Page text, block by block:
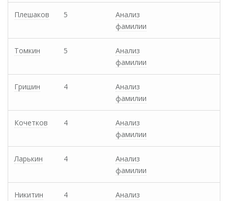
Плешаков 5
Анализ
фамилии
Томкин 5
Анализ
фамилии
Гришин 4
Анализ
фамилии
Кочетков 4
Анализ
фамилии
Ларькин 4
Анализ
фамилии
Никитин 4
Анализ